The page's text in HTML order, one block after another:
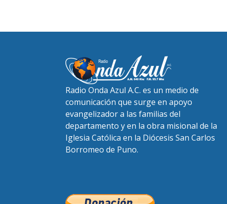
Radio Onda Azul A.C. es un medio de
comunicación que surge en apoyo
evangelizador a las familias del
departamento y en la obra misional de la
Iglesia Católica en la Diócesis San Carlos
Borromeo de Puno.